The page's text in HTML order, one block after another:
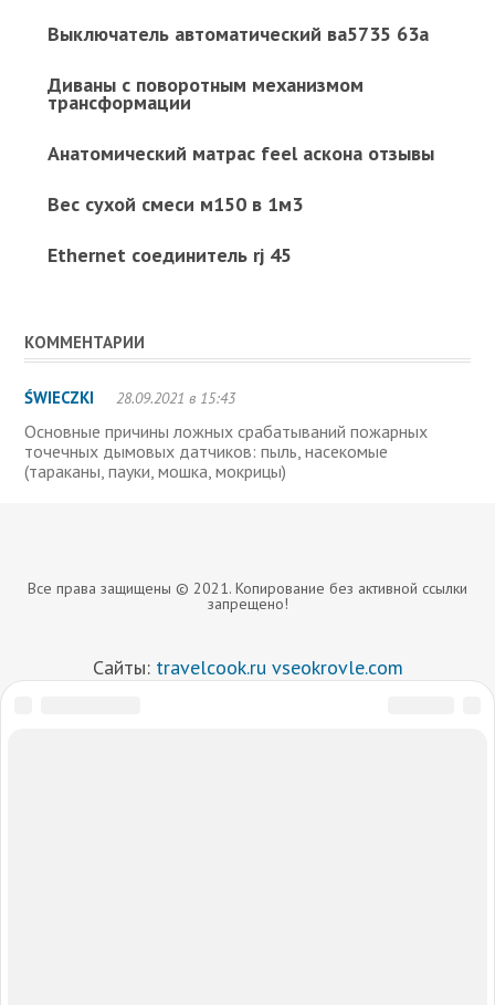
Выключатель автоматический ва5735 63а
Диваны с поворотным механизмом
трансформации
Анатомический матрас feel аскона отзывы
Вес сухой смеси м150 в 1м3
Ethernet соединитель rj 45
КОММЕНТАРИИ
ŚWIECZKI 28.09.2021 в 15:43
Основные причины ложных срабатываний пожарных
точечных дымовых датчиков: пыль, насекомые
(тараканы, пауки, мошка, мокрицы)
Все права защищены © 2021. Копирование без активной ссылки
запрещено!
Сайты: travelcook.ru vseokrovle.com